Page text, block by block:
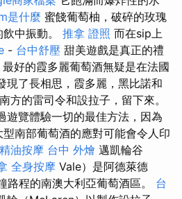
是什麼 蜜餞葡萄柚，破碎的玫瑰
中振動。 推拿 證照 而在sip上
- 台中舒壓 甜美遊戲是真正的禮
最好的霞多麗葡萄酒無疑是在法國
現了長相思，霞多麗，黑比諾和
方的雷司令和設拉子，留下來。
遊覽體驗一切的最佳方法，因為
南部葡萄酒的應對可能會令人印
油按摩 台中 外燴 邁凱輪谷
全身按摩 Vale）是阿德萊德
路程的南澳大利亞葡萄酒區。 台